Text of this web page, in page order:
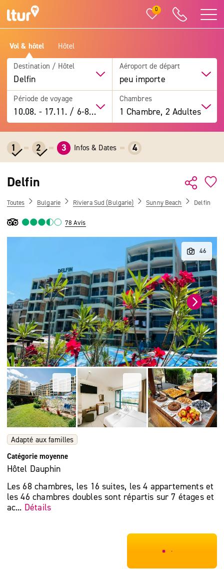
0
Vol & hôtel Hôtel
Destination / Hôtel
Delfin
Aéroport de départ
peu importe
Période de voyage
10.08. -17.11. / 6-8 jours
Chambres
1 Chambre, 2 Adultes
1 2 3 Infos & Dates 4
Delfin
Toutes Bulgarie Riviera Sud (Bulgarie) Sunny Beach Delfin
78 Avis
Adapté aux familles
Catégorie moyenne
Hôtel Dauphin
Les 68 chambres, les 16 suites, les 4 appartements et
les 46 chambres doubles sont répartis sur 7 étages et
ac... Détails
***************